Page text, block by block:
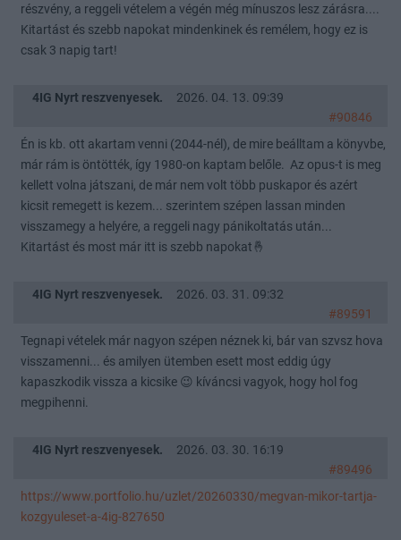
részvény, a reggeli vételem a végén még mínuszos lesz zárásra....
Kitartást és szebb napokat mindenkinek és remélem, hogy ez is
csak 3 napig tart!
4IG Nyrt reszvenyesek.
2026. 04. 13. 09:39
#90846
Én is kb. ott akartam venni (2044-nél), de mire beálltam a könyvbe,
már rám is öntötték, így 1980-on kaptam belőle. Az opus-t is meg
kellett volna játszani, de már nem volt több puskapor és azért
kicsit remegett is kezem... szerintem szépen lassan minden
visszamegy a helyére, a reggeli nagy pánikoltatás után...
Kitartást és most már itt is szebb napokat🤞
4IG Nyrt reszvenyesek.
2026. 03. 31. 09:32
#89591
Tegnapi vételek már nagyon szépen néznek ki, bár van szvsz hova
visszamenni... és amilyen ütemben esett most eddig úgy
kapaszkodik vissza a kicsike 😉 kíváncsi vagyok, hogy hol fog
megpihenni.
4IG Nyrt reszvenyesek.
2026. 03. 30. 16:19
#89496
https://www.portfolio.hu/uzlet/20260330/megvan-mikor-tartja-
kozgyuleset-a-4ig-827650